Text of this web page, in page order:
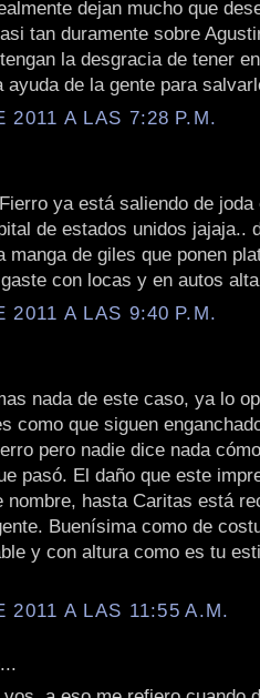
dejan mucho que
tan duramente sobre
la desgracia de tener
ayuda de la gente para
2011 A LAS 7:28 P.M.
ya está saliendo de joda
de estados unidos jajaja..
manga de giles que ponen
con locas y en autos
2011 A LAS 9:40 P.M.
nada de este caso, ya lo
como que siguen
pero nadie dice nada
pasó. El daño que este
nombre, hasta Caritas está
Buenísima como de
y con altura como es tu
2011 A LAS 11:55 A.M.